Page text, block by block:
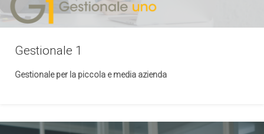
Gestionale 1
Gestionale per la piccola e media azienda